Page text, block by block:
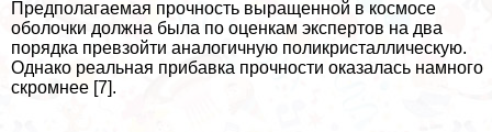
Предполагаемая прочность выращенной в космосе
оболочки должна была по оценкам экспертов на два
порядка превзойти аналогичную поликристаллическую.
Однако реальная прибавка прочности оказалась намного
скромнее [7].